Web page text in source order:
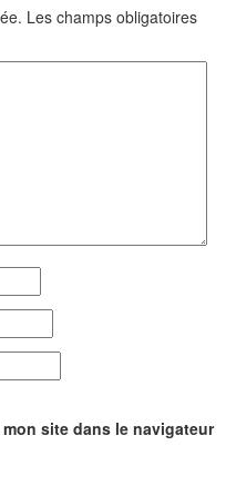
Les champs obligatoires
site dans le navigateur